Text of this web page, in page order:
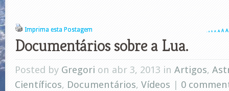
Imprima esta Postagem A A A A A A A
Documentários sobre a Lua.
Posted by Gregori on abr 3, 2013 in Artigos,
Científicos, Documentários, Vídeos | 0